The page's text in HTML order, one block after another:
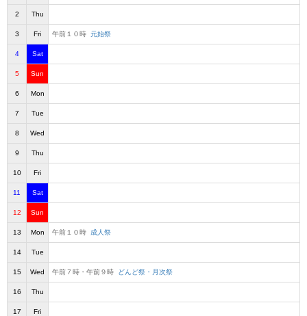
2 Thu
3 Fri 午前１０時 元始祭
4 Sat
5 Sun
6 Mon
7 Tue
8 Wed
9 Thu
10 Fri
11 Sat
12 Sun
13 Mon 午前１０時 成人祭
14 Tue
15 Wed 午前７時・午前９時 どんど祭・月次祭
16 Thu
17 Fri